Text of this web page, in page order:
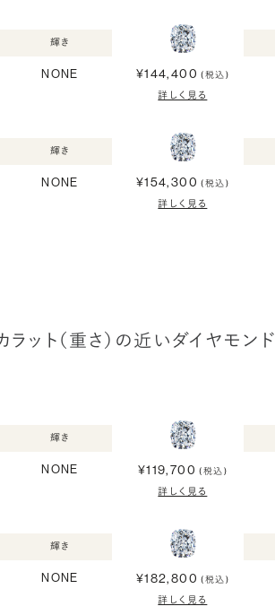
輝き
NONE ¥144,400 (税込)
詳しく見る
輝き
NONE ¥154,300 (税込)
詳しく見る
ラット（重さ）の近いダイヤモンド
輝き
NONE ¥119,700 (税込)
詳しく見る
輝き
NONE ¥182,800 (税込)
詳しく見る